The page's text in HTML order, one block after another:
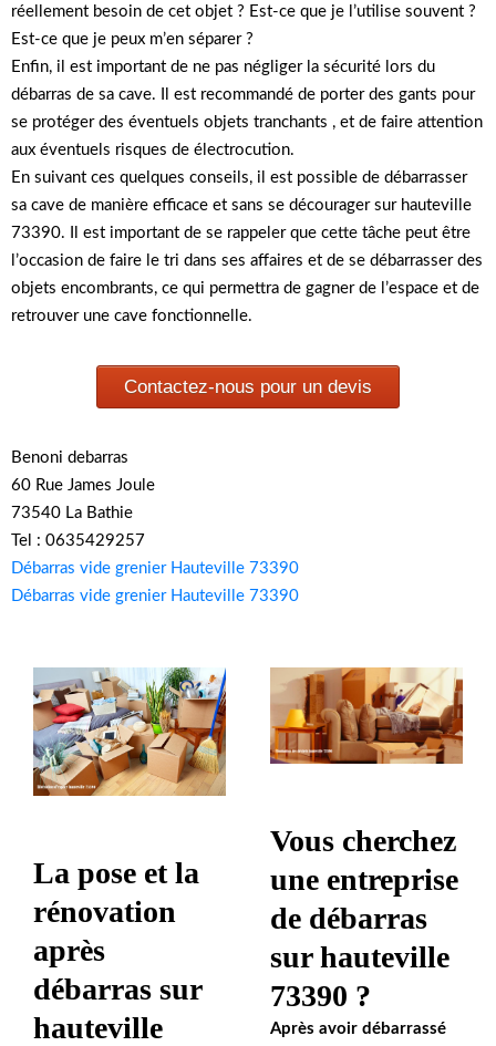
réellement besoin de cet objet ? Est-ce que je l’utilise souvent ?
Est-ce que je peux m’en séparer ?
Enfin, il est important de ne pas négliger la sécurité lors du
débarras de sa cave. Il est recommandé de porter des gants pour
se protéger des éventuels objets tranchants , et de faire attention
aux éventuels risques de électrocution.
En suivant ces quelques conseils, il est possible de débarrasser
sa cave de manière efficace et sans se décourager sur hauteville
73390. Il est important de se rappeler que cette tâche peut être
l’occasion de faire le tri dans ses affaires et de se débarrasser des
objets encombrants, ce qui permettra de gagner de l’espace et de
retrouver une cave fonctionnelle.
Contactez-nous pour un devis
Benoni debarras
60 Rue James Joule
73540 La Bathie
Tel : 0635429257
Débarras vide grenier Hauteville 73390
Débarras vide grenier Hauteville 73390
La pose et la
rénovation
après
débarras sur
hauteville
Vous cherchez
une entreprise
de débarras
sur hauteville
73390 ?
Après avoir débarrassé